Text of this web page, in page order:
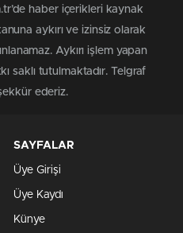
haber içerikleri kaynak
aykırı ve izinsiz olarak
Aykırı işlem yapan
saklı tutulmaktadır. Telgraf
ederiz.
SAYFALAR
Üye Girişi
Üye Kaydı
Künye